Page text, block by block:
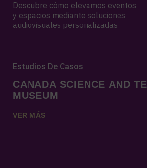
Descubre cómo elevamos eventos
y espacios mediante soluciones
audiovisuales personalizadas
Estudios De Casos
CANADA SCIENCE AND
MUSEUM
VER MÁS